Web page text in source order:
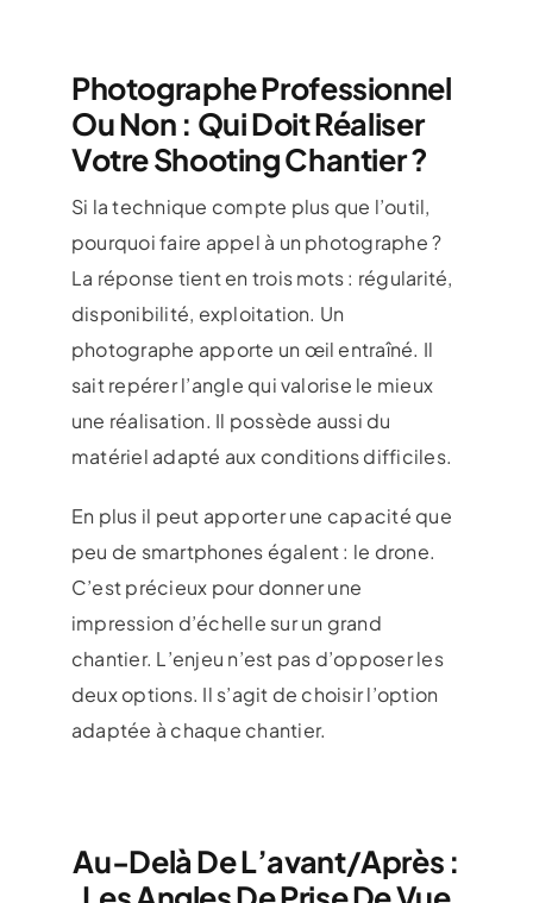
Photographe Professionnel
Ou Non : Qui Doit Réaliser
Votre Shooting Chantier ?
Si la technique compte plus que l’outil,
pourquoi faire appel à un photographe ?
La réponse tient en trois mots : régularité,
disponibilité, exploitation. Un
photographe apporte un œil entraîné. Il
sait repérer l’angle qui valorise le mieux
une réalisation. Il possède aussi du
matériel adapté aux conditions difficiles.
En plus il peut apporter une capacité que
peu de smartphones égalent : le drone.
C’est précieux pour donner une
impression d’échelle sur un grand
chantier. L’enjeu n’est pas d’opposer les
deux options. Il s’agit de choisir l’option
adaptée à chaque chantier.
Au-Delà De L’avant/après :